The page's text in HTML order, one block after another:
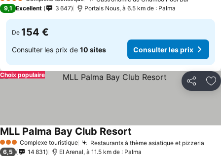
4 Étoiles
9,1 Excellent 3 647 Portals Nous, à 6.5 km de : Palma
De 154 €
Consulter les prix de 10 sites Consulter les prix
Partager
Choix populaire
3 ÉtoilesComplexe touristique Restaurants à thème asiatique et pizzeria
MLL Palma Bay Club Resort
6,5 14 831 El Arenal, à 11.5 km de : Palma